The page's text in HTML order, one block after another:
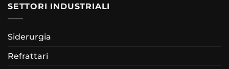
SETTORI INDUSTRIALI
Siderurgia
Refrattari